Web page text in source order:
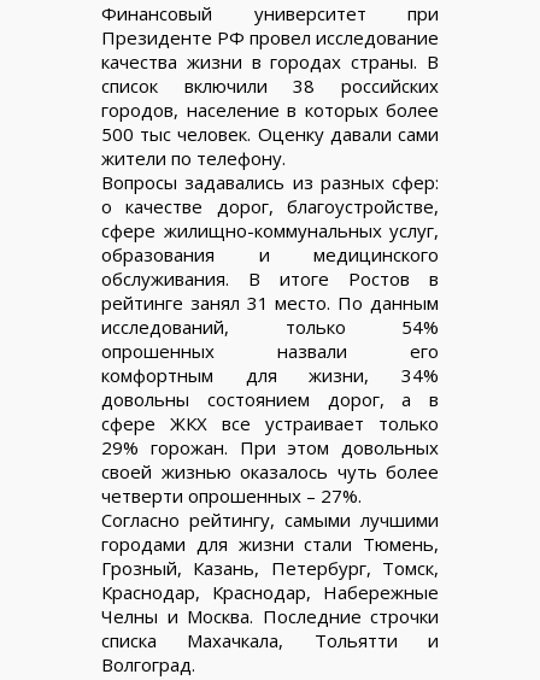
Финансовый университет при
Президенте РФ провел исследование
качества жизни в городах страны. В
список включили 38 российских
городов, население в которых более
500 тыс человек. Оценку давали сами
жители по телефону.
Вопросы задавались из разных сфер:
о качестве дорог, благоустройстве,
сфере жилищно-коммунальных услуг,
образования и медицинского
обслуживания. В итоге Ростов в
рейтинге занял 31 место. По данным
исследований, только 54%
опрошенных назвали его
комфортным для жизни, 34%
довольны состоянием дорог, а в
сфере ЖКХ все устраивает только
29% горожан. При этом довольных
своей жизнью оказалось чуть более
четверти опрошенных – 27%.
Согласно рейтингу, самыми лучшими
городами для жизни стали Тюмень,
Грозный, Казань, Петербург, Томск,
Краснодар, Краснодар, Набережные
Челны и Москва. Последние строчки
списка Махачкала, Тольятти и
Волгоград.